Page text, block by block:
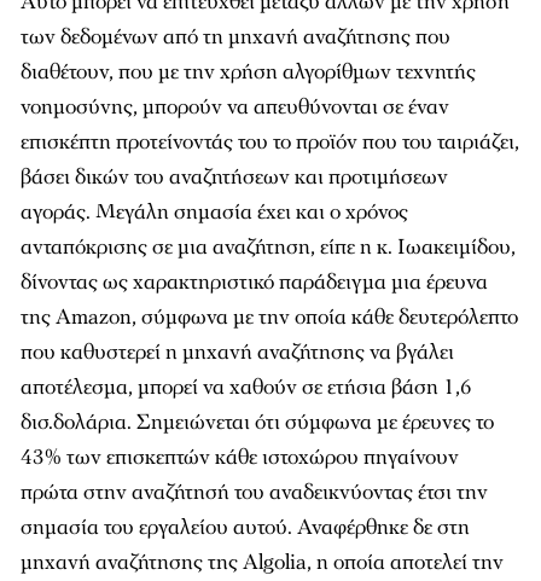
των δεδομένων από τη μηχανή αναζήτησης που
διαθέτουν, που με την χρήση αλγορίθμων τεχνητής
νοημοσύνης, μπορούν να απευθύνονται σε έναν
επισκέπτη προτείνοντάς του το προϊόν που του ταιριάζει,
βάσει δικών του αναζητήσεων και προτιμήσεων
αγοράς. Μεγάλη σημασία έχει και ο χρόνος
ανταπόκρισης σε μια αναζήτηση, είπε η κ. Ιωακειμίδου,
δίνοντας ως χαρακτηριστικό παράδειγμα μια έρευνα
της Amazon, σύμφωνα με την οποία κάθε δευτερόλεπτο
που καθυστερεί η μηχανή αναζήτησης να βγάλει
αποτέλεσμα, μπορεί να χαθούν σε ετήσια βάση 1,6
δισ.δολάρια. Σημειώνεται ότι σύμφωνα με έρευνες το
43% των επισκεπτών κάθε ιστοχώρου πηγαίνουν
πρώτα στην αναζήτησή του αναδεικνύοντας έτσι την
σημασία του εργαλείου αυτού. Αναφέρθηκε δε στη
μηχανή αναζήτησης της Algolia, η οποία αποτελεί την